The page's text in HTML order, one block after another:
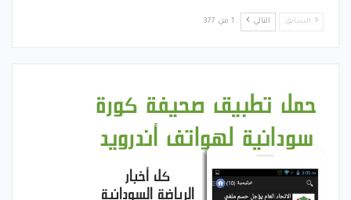
السابق التالي 1 من 377